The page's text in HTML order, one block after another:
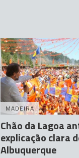
MADEIRA
Chão da Lagoa
explicação clara
Albuquerque